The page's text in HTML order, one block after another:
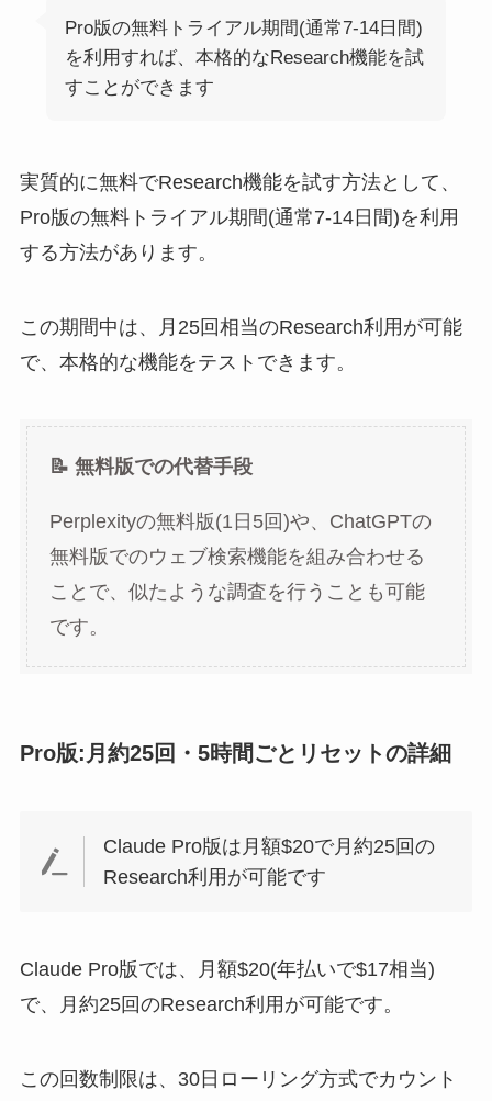
Pro版の無料トライアル期間(通常7-14日間)
を利用すれば、本格的なResearch機能を試
すことができます
実質的に無料でResearch機能を試す方法として、
Pro版の無料トライアル期間(通常7-14日間)を利用
する方法があります。
この期間中は、月25回相当のResearch利用が可能
で、本格的な機能をテストできます。
📝 無料版での代替手段
Perplexityの無料版(1日5回)や、ChatGPTの
無料版でのウェブ検索機能を組み合わせる
ことで、似たような調査を行うことも可能
です。
Pro版:月約25回・5時間ごとリセットの詳細
Claude Pro版は月額$20で月約25回の
Research利用が可能です
Claude Pro版では、月額$20(年払いで$17相当)
で、月約25回のResearch利用が可能です。
この回数制限は、30日ローリング方式でカウント